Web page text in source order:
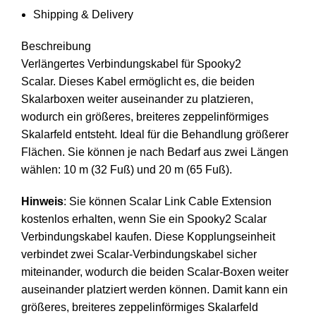
Shipping & Delivery
Beschreibung
Verlängertes Verbindungskabel für Spooky2
Scalar. Dieses Kabel ermöglicht es, die beiden
Skalarboxen weiter auseinander zu platzieren,
wodurch ein größeres, breiteres zeppelinförmiges
Skalarfeld entsteht. Ideal für die Behandlung größerer
Flächen. Sie können je nach Bedarf aus zwei Längen
wählen: 10 m (32 Fuß) und 20 m (65 Fuß).
Hinweis: Sie können Scalar Link Cable Extension
kostenlos erhalten, wenn Sie ein Spooky2 Scalar
Verbindungskabel kaufen. Diese Kopplungseinheit
verbindet zwei Scalar-Verbindungskabel sicher
miteinander, wodurch die beiden Scalar-Boxen weiter
auseinander platziert werden können. Damit kann ein
größeres, breiteres zeppelinförmiges Skalarfeld